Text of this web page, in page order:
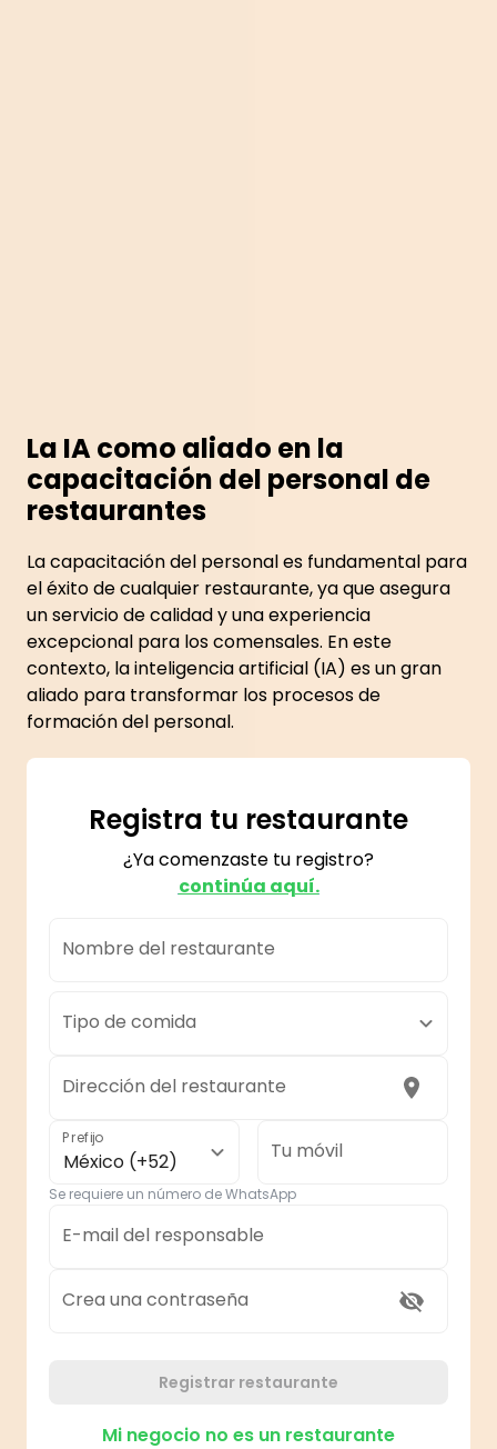
La IA como aliado en la
capacitación del personal de
restaurantes
La capacitación del personal es fundamental para
el éxito de cualquier restaurante, ya que asegura
un servicio de calidad y una experiencia
excepcional para los comensales. En este
contexto, la inteligencia artificial (IA) es un gran
aliado para transformar los procesos de
formación del personal.
Registra tu restaurante
¿Ya comenzaste tu registro?
continúa aquí.
Nombre del restaurante
Tipo de comida
Dirección del restaurante
Prefijo
México (+52) Tu móvil
Se requiere un número de WhatsApp
E-mail del responsable
Crea una contraseña
Registrar restaurante
Mi negocio no es un restaurante